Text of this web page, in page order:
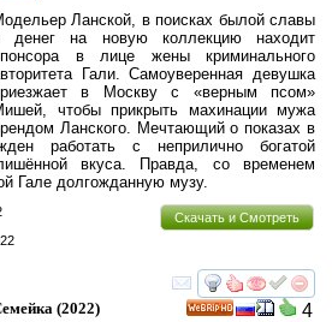
Ланской, в поисках былой славы
денег на новую коллекцию находит
в лице жены криминального
Гали. Самоуверенная девушка
в Москву с «верным псом»
чтобы прикрыть махинации мужа
Ланского. Мечтающий о показах в
работать с неприлично богатой
вкуса. Правда, со временем
Гале долгожданную музу.
Скачать и Смотреть
смотреть
4
(2022)